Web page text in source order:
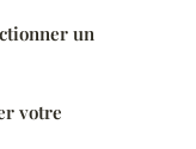
un
votre